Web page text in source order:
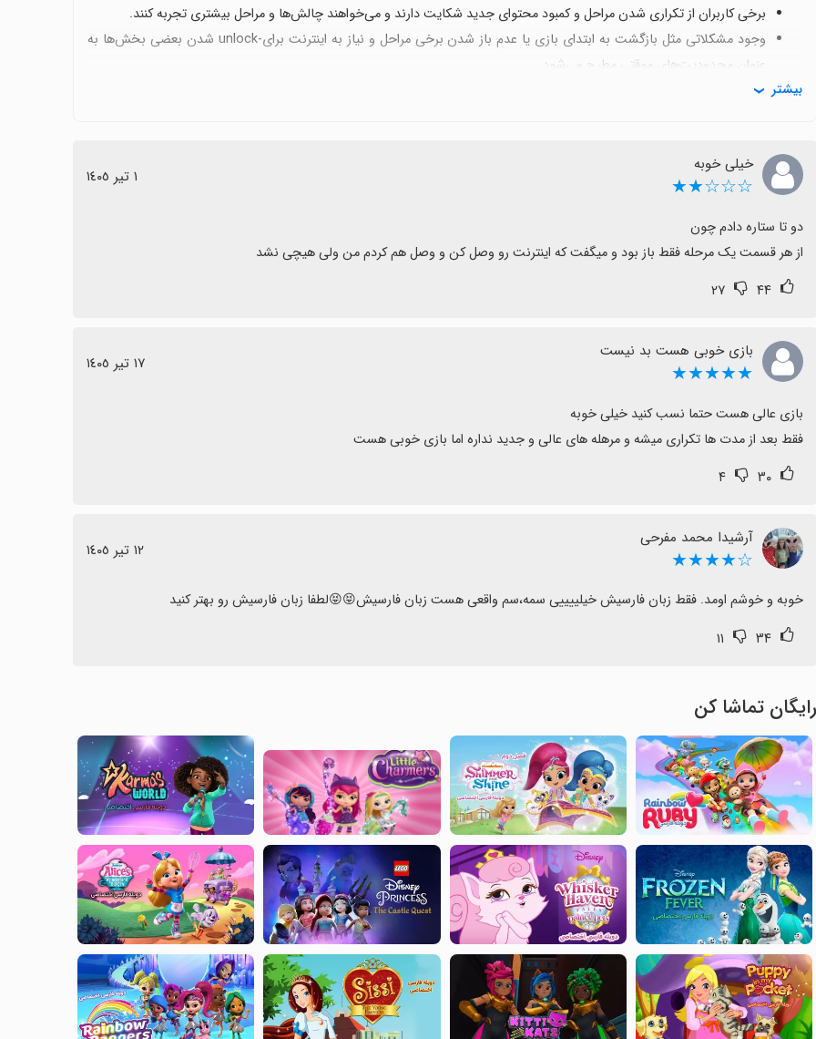
برخی کاربران از تکراری شدن مراحل و کمبود محتوای جدید شکایت دارند و می‌خواهند چالش‌ها و مراحل بیشتری تجربه کنند.
وجود مشکلاتی مثل بازگشت به ابتدای بازی یا عدم باز شدن برخی مراحل و نیاز به اینترنت برای-unlock شدن بعضی بخش‌ها به
عنوان محدودیت‌های موقتی مطرح می‌شود.
برخی نسبت به ترجمه و زبان فارسی ابراز نظر کرده‌اند و خواستار بهبود هرچه بیشتر صحت و روانی زبان هستند. بیشتر
خیلی خوبه
☆☆☆★★ ١ تیر ١٤٠٥
از هر قسمت یک مرحله فقط باز بود و میگفت که اینترنت رو وصل کن و وصل هم کردم من ولی هیچی نشد
۴۴ ۲۷
بازی خوبی هست بد نیست
★★★★★ ١٧ تیر ١٤٠٥
فقط بعد از مدت ها تکراری میشه و مرهله های عالی و جدید نداره اما بازی خوبی هست
۳۰ ۴
آرشیدا محمد مفرحی
☆★★★★ ١٢ تیر ١٤٠٥
خوبه و خوشم اومد. فقط زبان فارسیش خیلییییی سمه،سم واقعی هست زبان فارسیش😝😝لطفا زبان فارسیش رو بهتر کنید
۳۴ ۱۱
رایگان تماشا کن